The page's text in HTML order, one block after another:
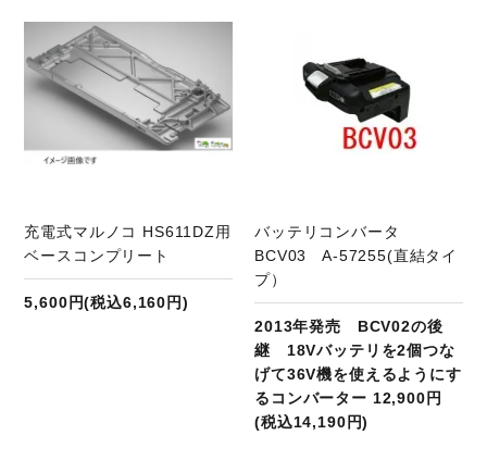
充電式マルノコ HS611DZ用
ベースコンプリート
5,600円(税込6,160円)
バッテリコンバータ
BCV03 A-57255(直結タイ
プ）
2013年発売 BCV02の後
継 18Vバッテリを2個つな
げて36V機を使えるようにす
るコンバーター 12,900円
(税込14,190円)